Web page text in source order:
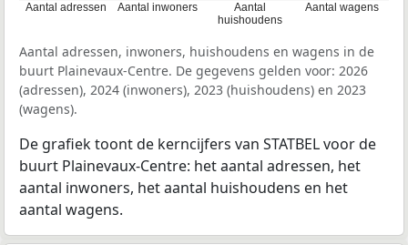
Aantal adressen Aantal inwoners
Aantal
huishoudens
Aantal wagens
Aantal adressen, inwoners, huishoudens en wagens in de
buurt Plainevaux-Centre. De gegevens gelden voor: 2026
(adressen), 2024 (inwoners), 2023 (huishoudens) en 2023
(wagens).
De grafiek toont de kerncijfers van STATBEL voor de
buurt Plainevaux-Centre: het aantal adressen, het
aantal inwoners, het aantal huishoudens en het
aantal wagens.